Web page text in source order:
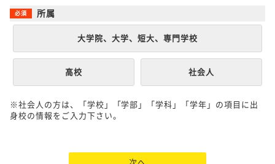
所属
大学院、大学、短大、専門学校
高校 社会人
※社会人の方は、「学校」「学部」「学科」「学年」の項目に出
身校の情報をご入力下さい。